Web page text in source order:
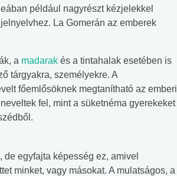
például nagyrészt kézjelekkel
La Gomerán az emberek
a madarak és a tintahalak esetében is
tárgyakra, személyekre. A
főemlősöknek megtanítható az emberi
fel, mint a süketnéma gyerekeket
egyfajta képesség ez, amivel
minket, vagy másokat. A mulatságos, a
#Suli, munka